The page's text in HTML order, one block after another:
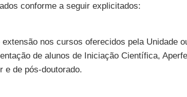
conforme a seguir explicitados:
nos cursos oferecidos pela Unidade
de alunos de Iniciação Científica,
e de pós-doutorado.